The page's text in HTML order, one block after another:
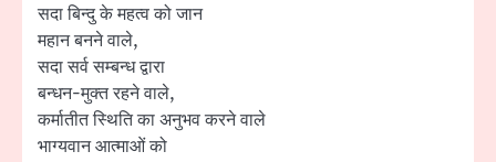
सदा बिन्दु के महत्व को जान
महान बनने वाले,
सदा सर्व सम्बन्ध द्वारा
बन्धन-मुक्त रहने वाले,
कर्मातीत स्थिति का अनुभव करने वाले
भाग्यवान आत्माओं को